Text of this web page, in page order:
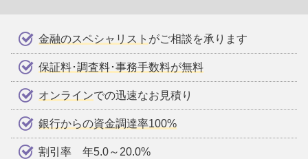
金融のスペシャリスト がご相談を承ります
保証料･調査料･事務手数料が無料
オンラインでの迅速なお見積り
銀行からの資金調達率100%
割引率 年5.0～20.0%